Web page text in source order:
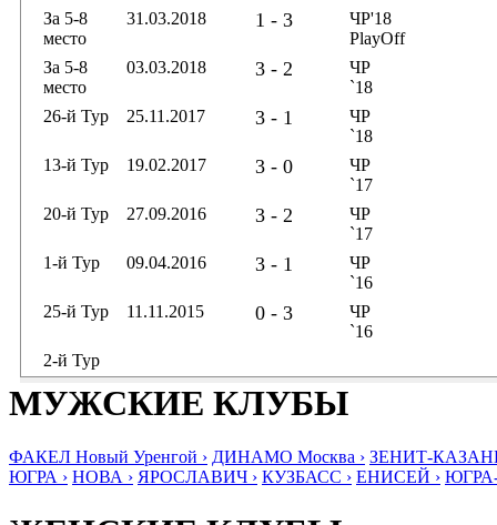
За 5-8
место
31.03.2018 1 - 3
ЧР'18
PlayOff
За 5-8
место
03.03.2018 3 - 2
ЧР
`18
26-й Тур
25.11.2017 3 - 1
ЧР
`18
13-й Тур
19.02.2017 3 - 0
ЧР
`17
20-й Тур
27.09.2016 3 - 2
ЧР
`17
1-й Тур
09.04.2016 3 - 1
ЧР
`16
25-й Тур
11.11.2015 0 - 3
ЧР
`16
2-й Тур
МУЖСКИЕ КЛУБЫ
ФАКЕЛ Новый Уренгой › ДИНАМО Москва › ЗЕНИТ-
ЮГРА › НОВА › ЯРОСЛАВИЧ › КУЗБАСС › ЕНИСЕЙ ›